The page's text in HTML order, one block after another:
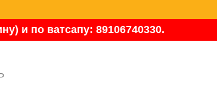
и по ватсапу: 89106740330.